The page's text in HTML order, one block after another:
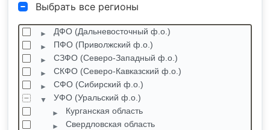
Выбрать все регионы
ДФО (Дальневосточный ф.о.)
ПФО (Приволжский ф.о.)
СЗФО (Северо-Западный ф.о.)
СКФО (Северо-Кавказский ф.о.)
СФО (Сибирский ф.о.)
УФО (Уральский ф.о.)
Курганская область
Свердловская область